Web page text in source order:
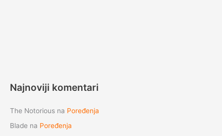
Najnoviji komentari
The Notorious na Poređenja
Blade na Poređenja